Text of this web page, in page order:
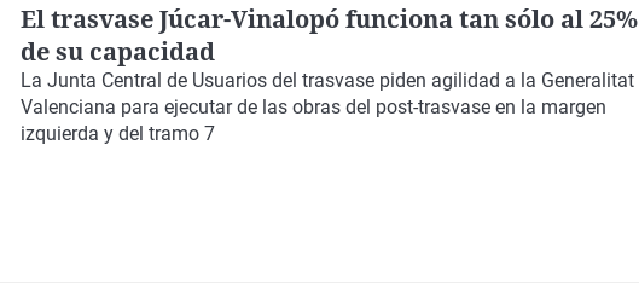
El trasvase Júcar-Vinalopó funciona tan sólo al 25%
de su capacidad
La Junta Central de Usuarios del trasvase piden agilidad a la Generalitat
Valenciana para ejecutar de las obras del post-trasvase en la margen
izquierda y del tramo 7